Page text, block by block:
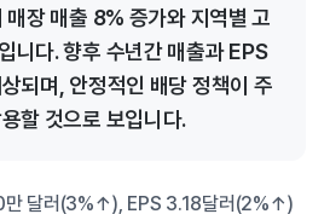
매장 매출 8% 증가와 지역별 고
니다. 향후 수년간 매출과 EPS
되며, 안정적인 배당 정책이 주
할 것으로 보입니다.
만 달러(3%↑), EPS 3.18달러(2%↑)